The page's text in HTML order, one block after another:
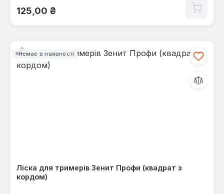
Звичайна ціна:
125,00 ₴
Немає в наявності
Ліска для тримерів Зенит Профи (квадрат з
кордом)